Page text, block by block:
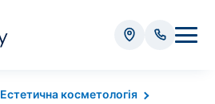
Естетична косметологія